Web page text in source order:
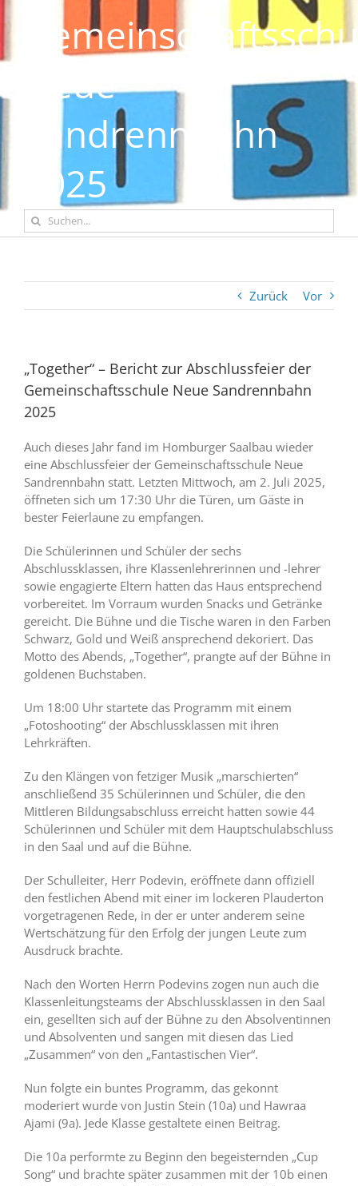
Neue
Sandrennbahn
2025
Suche
nach:
Zurück Vor
„Together“ – Bericht zur Abschlussfeier der
Gemeinschaftsschule Neue Sandrennbahn
2025
Auch dieses Jahr fand im Homburger Saalbau wieder
eine Abschlussfeier der Gemeinschaftsschule Neue
Sandrennbahn statt. Letzten Mittwoch, am 2. Juli 2025,
öffneten sich um 17:30 Uhr die Türen, um Gäste in
bester Feierlaune zu empfangen.
Die Schülerinnen und Schüler der sechs
Abschlussklassen, ihre Klassenlehrerinnen und -lehrer
sowie engagierte Eltern hatten das Haus entsprechend
vorbereitet. Im Vorraum wurden Snacks und Getränke
gereicht. Die Bühne und die Tische waren in den Farben
Schwarz, Gold und Weiß ansprechend dekoriert. Das
Motto des Abends, „Together“, prangte auf der Bühne in
goldenen Buchstaben.
Um 18:00 Uhr startete das Programm mit einem
„Fotoshooting“ der Abschlussklassen mit ihren
Lehrkräften.
Zu den Klängen von fetziger Musik „marschierten“
anschließend 35 Schülerinnen und Schüler, die den
Mittleren Bildungsabschluss erreicht hatten sowie 44
Schülerinnen und Schüler mit dem Hauptschulabschluss
in den Saal und auf die Bühne.
Der Schulleiter, Herr Podevin, eröffnete dann offiziell
den festlichen Abend mit einer im lockeren Plauderton
vorgetragenen Rede, in der er unter anderem seine
Wertschätzung für den Erfolg der jungen Leute zum
Ausdruck brachte.
Nach den Worten Herrn Podevins zogen nun auch die
Klassenleitungsteams der Abschlussklassen in den Saal
ein, gesellten sich auf der Bühne zu den Absolventinnen
und Absolventen und sangen mit diesen das Lied
„Zusammen“ von den „Fantastischen Vier“.
Nun folgte ein buntes Programm, das gekonnt
moderiert wurde von Justin Stein (10a) und Hawraa
Ajami (9a). Jede Klasse gestaltete einen Beitrag.
Die 10a performte zu Beginn den begeisternden „Cup
Song“ und brachte später zusammen mit der 10b einen